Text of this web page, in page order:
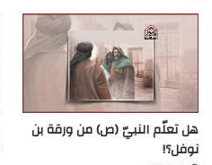
هل تعلّم النبيّ (ص) من ورقة بن
نوفل؟!